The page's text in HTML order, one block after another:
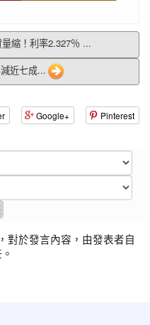
縮！利率2.327％ ...
近七成...
Google+ Pinterest
對於發言內容，由發表者自